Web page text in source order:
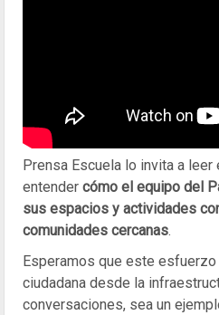
Prensa Escuela lo invita a leer
entender cómo el equipo del
sus espacios y actividades
comunidades cercanas.
Esperamos que este
ciudadana desde la
conversaciones, sea un